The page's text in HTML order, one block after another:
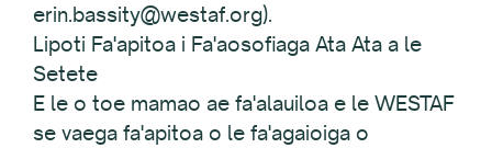
erin.bassity@westaf.org).
Lipoti Fa'apitoa i Fa'aosofiaga Ata Ata a le
Setete
E le o toe mamao ae fa'alauiloa e le WESTAF
se vaega fa'apitoa o le fa'agaioiga o